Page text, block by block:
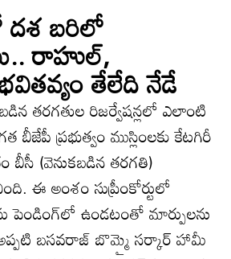
దశ బరిలో
రాహుల్,
తేలేది నేడే
తరగతుల రిజర్వేషన్లలో ఎలాంటి
ప్రభుత్వం ముస్లింలకు కేటగిరీ
బీసీ (వెనుకబడిన తరగతి)
ఈ అంశం సుప్రీంకోర్టులో
పెండింగ్‌లో ఉండటంతో మార్పులను
బసవరాజ్ బొమ్మై సర్కార్ హామీ